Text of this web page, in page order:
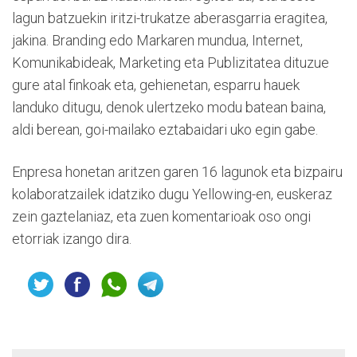
lagun batzuekin iritzi-trukatze aberasgarria eragitea,
jakina. Branding edo Markaren mundua, Internet,
Komunikabideak, Marketing eta Publizitatea dituzue
gure atal finkoak eta, gehienetan, esparru hauek
landuko ditugu, denok ulertzeko modu batean baina,
aldi berean, goi-mailako eztabaidari uko egin gabe.
Enpresa honetan aritzen garen 16 lagunok eta bizpairu
kolaboratzailek idatziko dugu Yellowing-en, euskeraz
zein gaztelaniaz, eta zuen komentarioak oso ongi
etorriak izango dira.